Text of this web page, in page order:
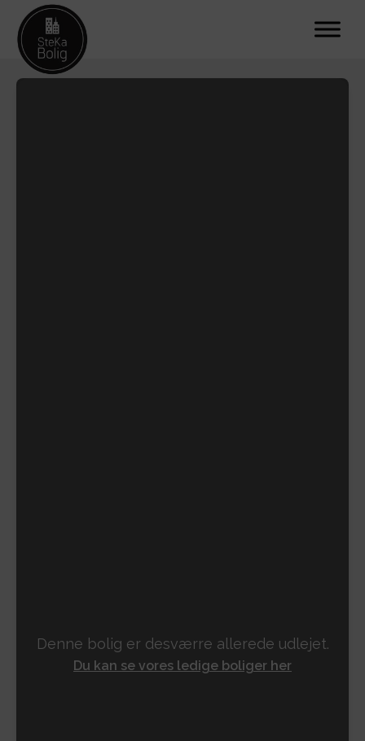
Denne bolig er desværre allerede udlejet.
Du kan se vores ledige boliger her